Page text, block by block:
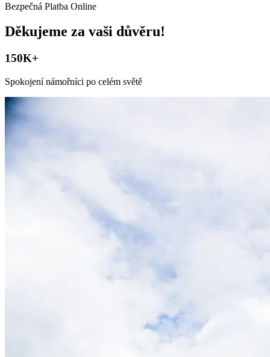
Bezpečná Platba Online
Děkujeme za vaši důvěru!
150K+
Spokojení námořníci po celém světě